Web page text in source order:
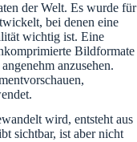
der Welt. Es wurde für
bei denen eine
wichtig ist. Eine
Bildformate
anzusehen.
wird, entsteht aus
sichtbar, ist aber nicht